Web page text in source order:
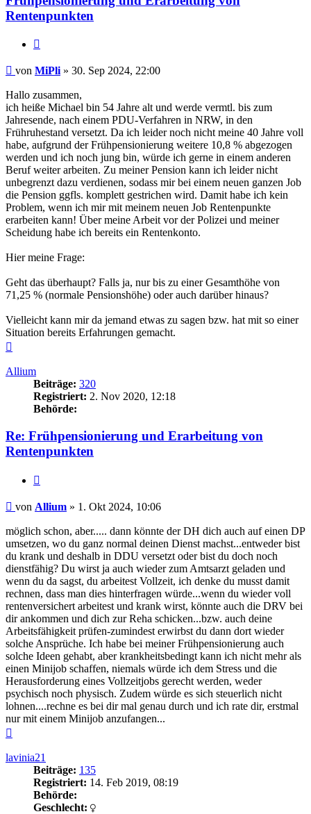
Rentenpunkten
Beitrag
von MiPli » 30. Sep 2024, 22:00
Hallo zusammen,
ich heiße Michael bin 54 Jahre alt und werde vermtl. bis zum
Jahresende, nach einem PDU-Verfahren in NRW, in den
Frühruhestand versetzt. Da ich leider noch nicht meine 40 Jahre voll
habe, aufgrund der Frühpensionierung weitere 10,8 % abgezogen
werden und ich noch jung bin, würde ich gerne in einem anderen
Beruf weiter arbeiten. Zu meiner Pension kann ich leider nicht
unbegrenzt dazu verdienen, sodass mir bei einem neuen ganzen Job
die Pension ggfls. komplett gestrichen wird. Damit habe ich kein
Problem, wenn ich mir mit meinem neuen Job Rentenpunkte
erarbeiten kann! Über meine Arbeit vor der Polizei und meiner
Scheidung habe ich bereits ein Rentenkonto.
Hier meine Frage:
Geht das überhaupt? Falls ja, nur bis zu einer Gesamthöhe von
71,25 % (normale Pensionshöhe) oder auch darüber hinaus?
Vielleicht kann mir da jemand etwas zu sagen bzw. hat mit so einer
Situation bereits Erfahrungen gemacht.
Allium
Beiträge: 320
Registriert: 2. Nov 2020, 12:18
Behörde:
Re: Frühpensionierung und Erarbeitung von
Rentenpunkten
Beitrag
von Allium » 1. Okt 2024, 10:06
möglich schon, aber..... dann könnte der DH dich auch auf einen DP
umsetzen, wo du ganz normal deinen Dienst machst...entweder bist
du krank und deshalb in DDU versetzt oder bist du doch noch
dienstfähig? Du wirst ja auch wieder zum Amtsarzt geladen und
wenn du da sagst, du arbeitest Vollzeit, ich denke du musst damit
rechnen, dass man dies hinterfragen würde...wenn du wieder voll
rentenversichert arbeitest und krank wirst, könnte auch die DRV bei
dir ankommen und dich zur Reha schicken...bzw. auch deine
Arbeitsfähigkeit prüfen-zumindest erwirbst du dann dort wieder
solche Ansprüche. Ich habe bei meiner Frühpensionierung auch
solche Ideen gehabt, aber krankheitsbedingt kann ich nicht mehr als
einen Minijob schaffen, niemals würde ich dem Stress und die
Herausforderung eines Vollzeitjobs gerecht werden, weder
psychisch noch physisch. Zudem würde es sich steuerlich nicht
lohnen....rechne es bei dir mal genau durch und ich rate dir, erstmal
nur mit einem Minijob anzufangen...
lavinia21
Beiträge: 135
Registriert: 14. Feb 2019, 08:19
Behörde:
Geschlecht: